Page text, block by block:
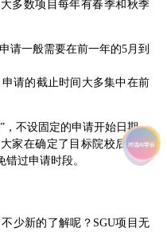
多数项目每年有春季和秋季
请一般需要在前一年的5月到
请的截止时间大多集中在前
，不设固定的申请开始日期，
家在确定了目标院校后，第
过申请时段。
少新的了解呢？SGU项目无